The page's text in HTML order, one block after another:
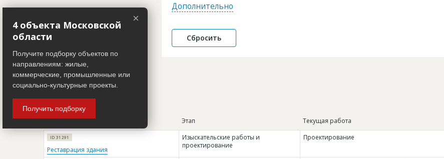
Дополнительно
Название Этап Текущая работа
ID 31291
Реставрация здания
Изыскательские работы и
проектирование
Проектирование
×
4 объекта Московской
области
Получите подборку объектов по
направлениям: жилые,
коммерческие, промышленные или
социально-культурные проекты.
Получить подборку